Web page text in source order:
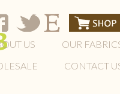
US
OUR
CONTACT